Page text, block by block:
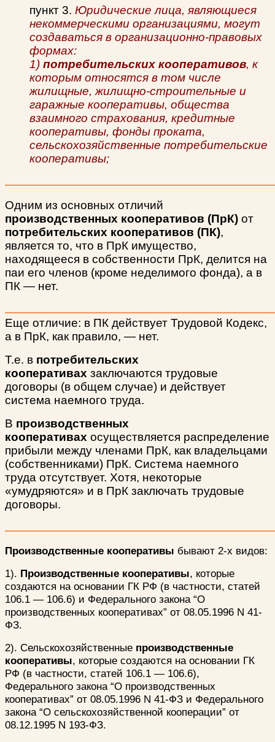
пункт 3. Юридические лица, являющиеся
некоммерческими организациями, могут
создаваться в организационно-правовых
формах:
1) потребительских кооперативов, к
которым относятся в том числе
жилищные, жилищно-строительные и
гаражные кооперативы, общества
взаимного страхования, кредитные
кооперативы, фонды проката,
сельскохозяйственные потребительские
кооперативы;
Одним из основных отличий
производственных кооперативов (ПрК) от
потребительских кооперативов (ПК),
является то, что в ПрК имущество,
находящееся в собственности ПрК, делится на
паи его членов (кроме неделимого фонда), а в
ПК — нет.
Еще отличие: в ПК действует Трудовой Кодекс,
а в ПрК, как правило, — нет.
Т.е. в потребительских
кооперативах заключаются трудовые
договоры (в общем случае) и действует
система наемного труда.
В производственных
кооперативах осуществляется распределение
прибыли между членами ПрК, как владельцами
(собственниками) ПрК. Система наемного
труда отсутствует. Хотя, некоторые
«умудряются» и в ПрК заключать трудовые
договоры.
Производственные кооперативы бывают 2-х видов:
1). Производственные кооперативы, которые
создаются на основании ГК РФ (в частности, статей
106.1 — 106.6) и Федерального закона “О
производственных кооперативах” от 08.05.1996 N 41-
ФЗ.
2). Сельскохозяйственные производственные
кооперативы, которые создаются на основании ГК
РФ (в частности, статей 106.1 — 106.6),
Федерального закона “О производственных
кооперативах” от 08.05.1996 N 41-ФЗ и Федерального
закона “О сельскохозяйственной кооперации” от
08.12.1995 N 193-ФЗ.